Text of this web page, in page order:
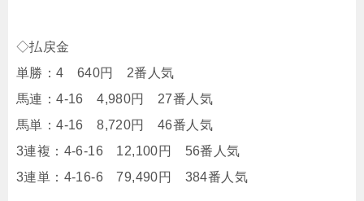
◇払戻金
単勝：4 640円 2番人気
馬連：4-16 4,980円 27番人気
馬単：4-16 8,720円 46番人気
3連複：4-6-16 12,100円 56番人気
3連単：4-16-6 79,490円 384番人気